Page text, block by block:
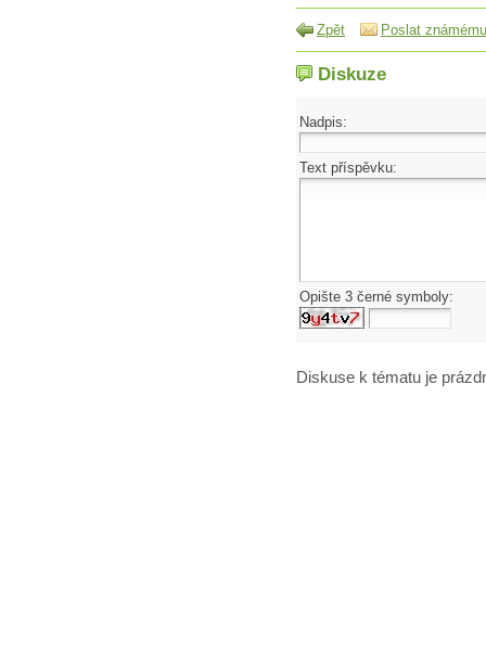
Zpět Poslat známému
Diskuze
Nadpis:
Text příspěvku:
Opište 3 černé symboly:
Diskuse k tématu je